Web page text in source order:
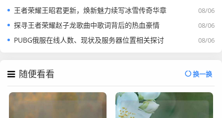
08/06
王者荣耀王昭君更新，焕新魅力续写冰雪传奇华章
08/06
探寻王者荣耀赵子龙歌曲中歌词背后的热血豪情
08/06
PUBG俄服在线人数、现状及服务器位置相关探讨
随便看看 换一换